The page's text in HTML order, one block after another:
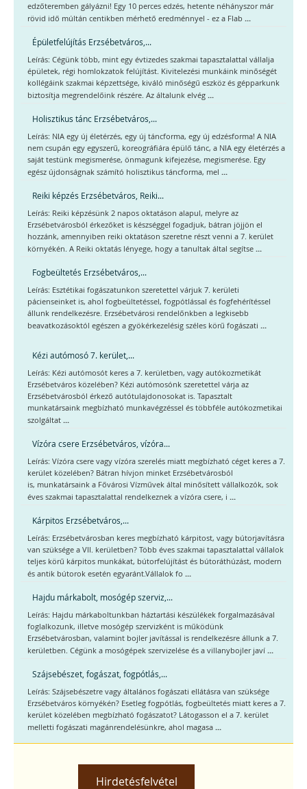
edzőteremben gályázni! Egy 10 perces edzés, hetente néhányszor már
rövid idő múltán centikben mérhető eredménnyel - ez a Flab ...
Épületfelújítás Erzsébetváros,...
Leírás: Cégünk több, mint egy évtizedes szakmai tapasztalattal vállalja
épületek, régi homlokzatok felújítást. Kivitelezési munkáink minőségét
kollégáink szakmai képzettsége, kiváló minőségű eszköz és gépparkunk
biztosítja megrendelőink részére. Az általunk elvég ...
Holisztikus tánc Erzsébetváros,...
Leírás: NIA egy új életérzés, egy új táncforma, egy új edzésforma! A NIA
nem csupán egy egyszerű, koreográfiára épülő tánc, a NIA egy életérzés a
saját testünk megismerése, önmagunk kifejezése, megismerése. Egy
egész újdonságnak számító holisztikus táncforma, mel ...
Reiki képzés Erzsébetváros, Reiki...
Leírás: Reiki képzésünk 2 napos oktatáson alapul, melyre az
Erzsébetvárosból érkezőket is készséggel fogadjuk, bátran jöjjön el
hozzánk, amennyiben reiki oktatáson szeretne részt venni a 7. kerület
környékén. A Reiki oktatás lényege, hogy a tanultak által segítse ...
Fogbeültetés Erzsébetváros,...
Leírás: Esztétikai fogászatunkon szeretettel várjuk 7. kerületi
pácienseinket is, ahol fogbeültetéssel, fogpótlással és fogfehérítéssel
állunk rendelkezésre. Erzsébetvárosi rendelőnkben a legkisebb
beavatkozásoktól egészen a gyökérkezelésig széles körű fogászati ...
Kézi autómosó 7. kerület,...
Leírás: Kézi autómosót keres a 7. kerületben, vagy autókozmetikát
Erzsébetváros közelében? Kézi autómosónk szeretettel várja az
Erzsébetvárosból érkező autótulajdonosokat is. Tapasztalt
munkatársaink megbízható munkavégzéssel és többféle autókozmetikai
szolgáltat ...
Vízóra csere Erzsébetváros, vízóra...
Leírás: Vízóra csere vagy vízóra szerelés miatt megbízható céget keres a 7.
kerület közelében? Bátran hívjon minket Erzsébetvárosból
is, munkatársaink a Fővárosi Vízművek által minősített vállalkozók, sok
éves szakmai tapasztalattal rendelkeznek a vízóra csere, i ...
Kárpitos Erzsébetváros,...
Leírás: Erzsébetvárosban keres megbízható kárpitost, vagy bútorjavításra
van szüksége a VII. kerületben? Több éves szakmai tapasztalattal vállalok
teljes körű kárpitos munkákat, bútorfelújítást és bútoráthúzást, modern
és antik bútorok esetén egyaránt.Vállalok fo ...
Hajdu márkabolt, mosógép szerviz,...
Leírás: Hajdu márkaboltunkban háztartási készülékek forgalmazásával
foglalkozunk, illetve mosógép szervizként is működünk
Erzsébetvárosban, valamint bojler javítással is rendelkezésre állunk a 7.
kerületben. Cégünk a mosógépek szervizelése és a villanybojler javí ...
Szájsebészet, fogászat, fogpótlás,...
Leírás: Szájsebészetre vagy általános fogászati ellátásra van szüksége
Erzsébetváros környékén? Esetleg fogpótlás, fogbeültetés miatt keres a 7.
kerület közelében megbízható fogászatot? Látogasson el a 7. kerület
melletti fogászati magánrendelésünkre, ahol magasa ...
Hirdetésfelvétel